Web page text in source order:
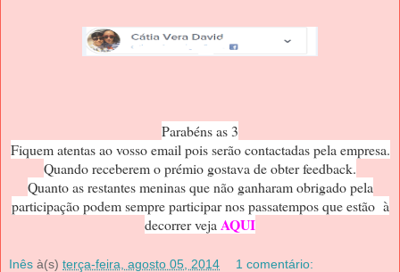
Parabéns as 3
Fiquem atentas ao vosso email pois serão contactadas pela empresa.
Quando receberem o prémio gostava de obter feedback.
Quanto as restantes meninas que não ganharam obrigado pela
participação podem sempre participar nos passatempos que estão à
decorrer veja AQUI
Inês à(s) terça-feira, agosto 05, 2014 1 comentário: